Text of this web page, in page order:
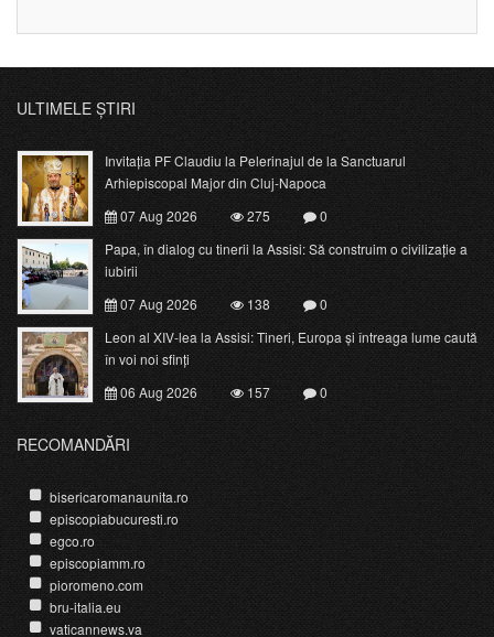
ULTIMELE ȘTIRI
Invitația PF Claudiu la Pelerinajul de la Sanctuarul
Arhiepiscopal Major din Cluj-Napoca
07 Aug 2026
275
0
Papa, în dialog cu tinerii la Assisi: Să construim o civilizație a
iubirii
07 Aug 2026
138
0
Leon al XIV-lea la Assisi: Tineri, Europa și întreaga lume caută
în voi noi sfinți
06 Aug 2026
157 0
RECOMANDĂRI
bisericaromanaunita.ro
episcopiabucuresti.ro
egco.ro
episcopiamm.ro
pioromeno.com
bru-italia.eu
vaticannews.va